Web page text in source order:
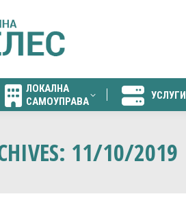
ЛОКАЛНА
САМОУПРАВА
УСЛУГИ
11/10/2019